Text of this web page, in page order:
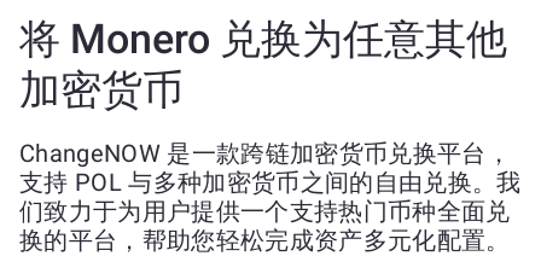
将 Monero 兑换为任意其他
加密货币
ChangeNOW 是一款跨链加密货币兑换平台，
支持 POL 与多种加密货币之间的自由兑换。我
们致力于为用户提供一个支持热门币种全面兑
换的平台，帮助您轻松完成资产多元化配置。